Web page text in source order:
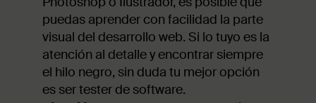
puedas aprender con facilidad la parte
visual del desarrollo web. Si lo tuyo es la
atención al detalle y encontrar siempre
el hilo negro, sin duda tu mejor opción
es ser tester de software.